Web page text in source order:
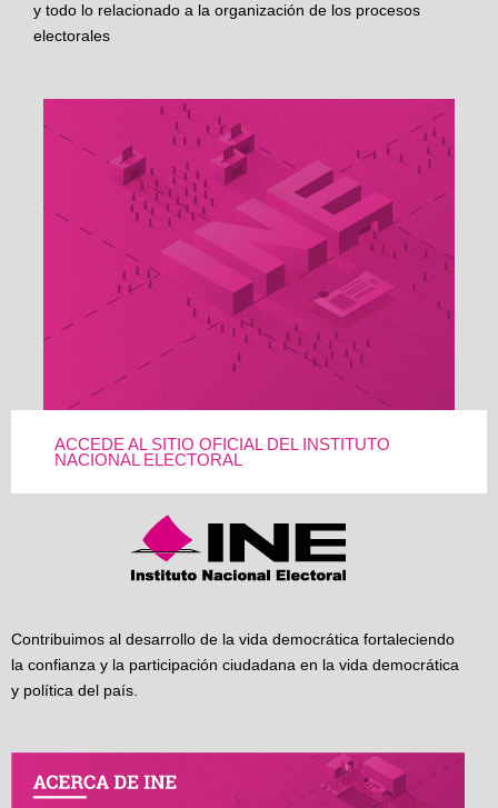
y todo lo relacionado a la organización de los procesos
electorales
ACCEDE AL SITIO OFICIAL DEL INSTITUTO
NACIONAL ELECTORAL
Contribuimos al desarrollo de la vida democrática fortaleciendo
la confianza y la participación ciudadana en la vida democrática
y política del país.